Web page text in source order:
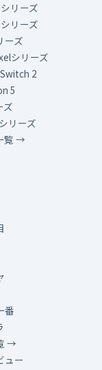
リーズ
リーズ
ーズ
シリーズ
2
5
ズ
リーズ
覧 →
番
→
ュー